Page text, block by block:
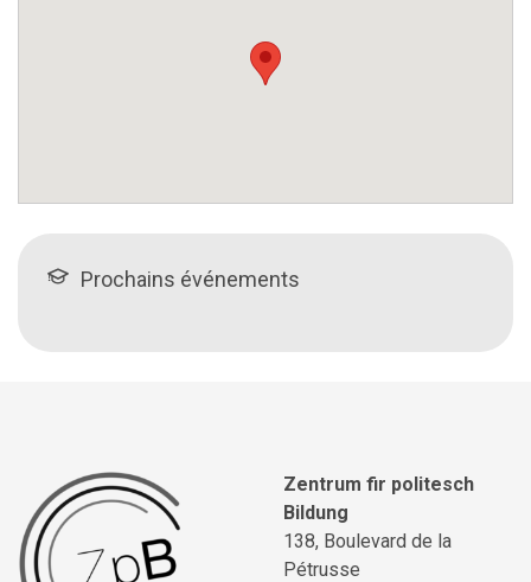
Prochains événements
Zentrum fir politesch
Bildung
138, Boulevard de la
Pétrusse